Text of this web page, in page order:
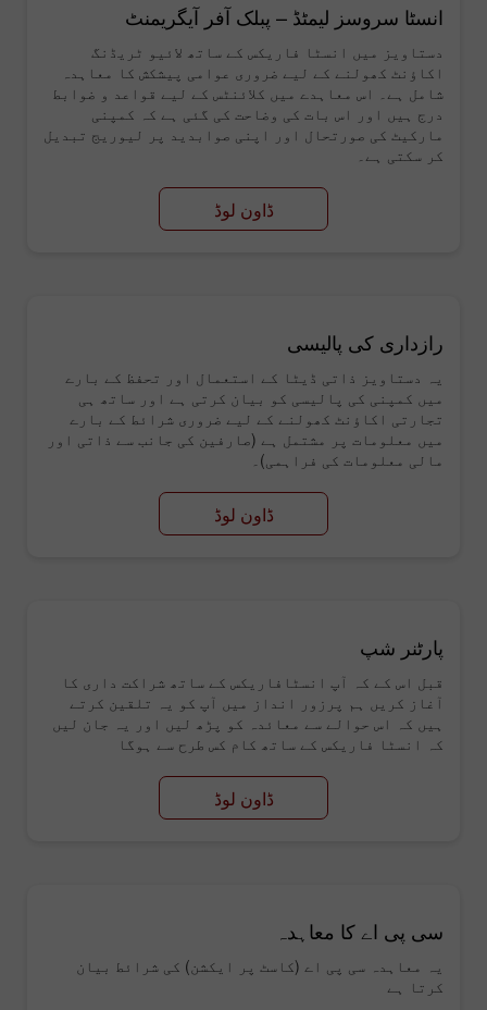
انسٹا سروسز لیمٹڈ – پبلک آفر آیگریمنٹ
دستاویز میں انسٹا فاریکس کے ساتھ لائیو ٹریڈنگ
اکاؤنٹ کھولنے کے لیے ضروری عوامی پیشکش کا معاہدہ
شامل ہے۔ اس معاہدے میں کلائنٹس کے لیے قواعد و ضوابط
درج ہیں اور اس بات کی وضاحت کی گئی ہے کہ کمپنی
مارکیٹ کی صورتحال اور اپنی صوابدید پر لیوریج تبدیل
کر سکتی ہے۔
ڈاون لوڈ
رازداری کی پالیسی
یہ دستاویز ذاتی ڈیٹا کے استعمال اور تحفظ کے بارے
میں کمپنی کی پالیسی کو بیان کرتی ہے اور ساتھ ہی
تجارتی اکاؤنٹ کھولنے کے لیے ضروری شرائط کے بارے
میں معلومات پر مشتمل ہے (صارفین کی جانب سے ذاتی اور
مالی معلومات کی فراہمی)۔
ڈاون لوڈ
پارٹنر شپ
قبل اس کے کہ آپ انسٹافاریکس کے ساتھ شراکت داری کا
آغاز کریں ہم پرزور انداز میں آپ کو یہ تلقین کرتے
ہیں کہ اس حوالے سے معائدہ کو پڑھ لیں اور یہ جان لیں
کہ انسٹا فاریکس کے ساتھ کام کس طرح سے ہوگا
ڈاون لوڈ
سی پی اے کا معاہدہ
یہ معاہدہ سی پی اے (کاسٹ پر ایکشن) کی شرائط بیان
کرتا ہے